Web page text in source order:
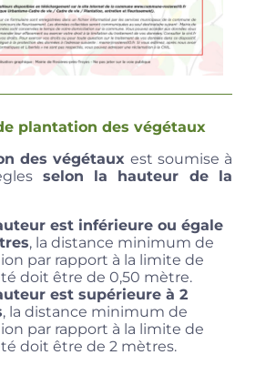
plantation des végétaux
des végétaux est soumise à
selon la hauteur de la
est inférieure ou égale
, la distance minimum de
par rapport à la limite de
doit être de 0,50 mètre.
est supérieure à 2
, la distance minimum de
par rapport à la limite de
doit être de 2 mètres.